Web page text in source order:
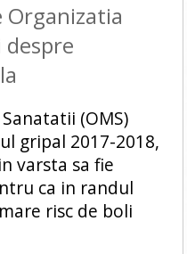
Organizatia
(OMS)
gripal 2017-2018,
varsta sa fie
ca in randul
risc de boli